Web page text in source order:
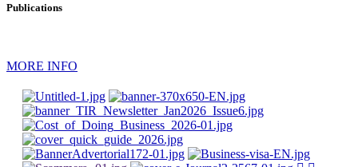
Publications
MORE INFO